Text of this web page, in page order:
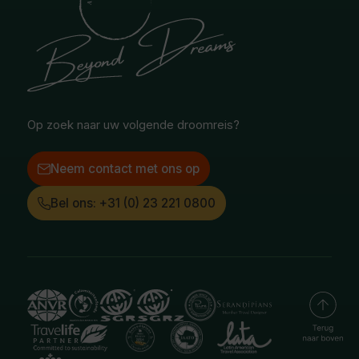
Noord-Amerika
Poolgebied
Safari & Wildlife reizen
Selfdrive reizen
Treinreizen
Reisvoorwaarden
Vacatures
Facebook
Instagram
Op zoek naar uw volgende droomreis?
Neem contact met ons op
Bel ons: +31 (0) 23 221 0800